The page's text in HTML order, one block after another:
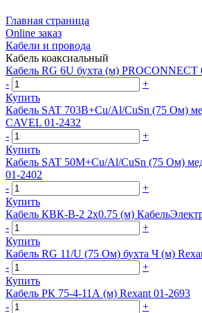
Главная страница
Оnline заказ
Кабели и провода
Кабель коаксиальный
Кабель RG 6U бухта (м) PROCONNECT
-
+
Купить
Кабель SAT 703В+Cu/Al/CuSn (75 Ом)
CAVEL 01-2432
-
+
Купить
Кабель SAT 50М+Cu/Al/CuSn (75 Ом)
01-2402
-
+
Купить
Кабель КВК-В-2 2х0.75 (м)
-
+
Купить
Кабель RG 11/U (75 Ом) бухта Ч (м)
-
+
Купить
Кабель РК 75-4-11А (м) Rexant 01-2693
-
+